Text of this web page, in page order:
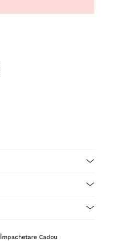
Împachetare Cadou